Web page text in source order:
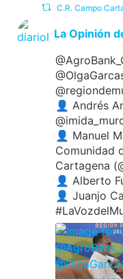
C.R. Campo
La Opinión
👤 Andrés
👤 Manuel
Comunidad
Cartagena
👤 Alberto
👤 Juanjo